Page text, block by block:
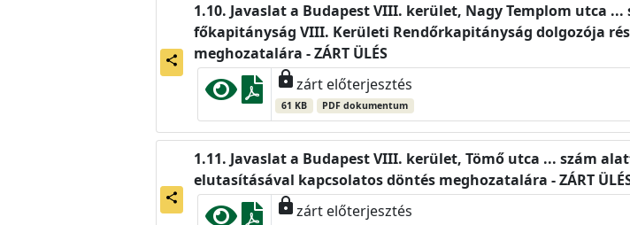
share
Javaslat a Budapest VIII. kerület, Nagy Templom utca
főkapitányság VIII. Kerületi Rendőrkapitányság dolgozója
meghozatalára - ZÁRT ÜLÉS
lockzárt előterjesztés
61 KB PDF dokumentum
share
Javaslat a Budapest VIII. kerület, Tömő utca ... szám
elutasításával kapcsolatos döntés meghozatalára - ZÁRT
lockzárt előterjesztés